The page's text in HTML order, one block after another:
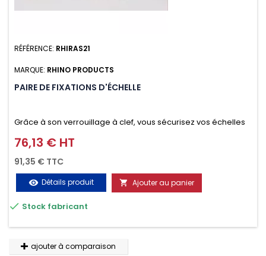
RÉFÉRENCE: RHIRAS21
MARQUE: RHINO PRODUCTS
PAIRE DE FIXATIONS D'ÉCHELLE
Grâce à son verrouillage à clef, vous sécurisez vos échelles
d'un seul geste aussi bien contre le vol que pendant le
transport. Référence vendue par paire.
Prix
76,13 € HT
91,35 € TTC
visibility Détails produit  Ajouter au panier
 Stock fabricant
ajouter à comparaison